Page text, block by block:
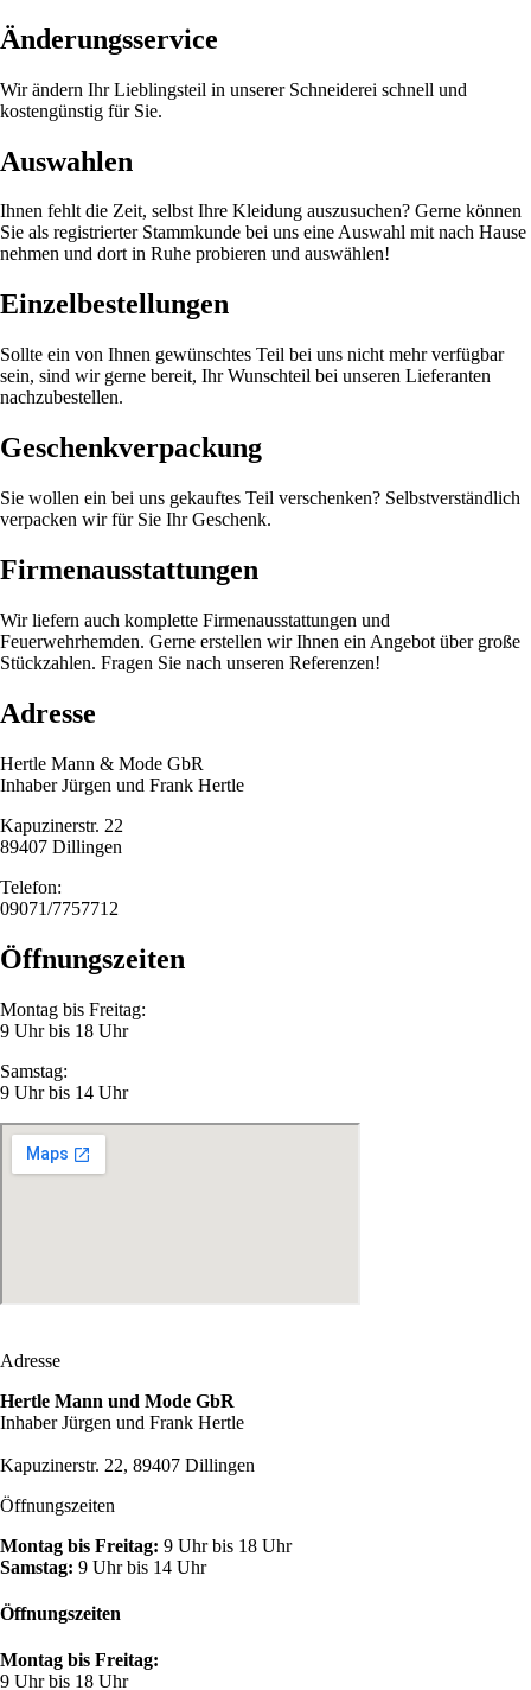
Änderungs­service
Wir ändern Ihr Lieblingsteil in unserer Schneiderei schnell und
kostengünstig für Sie.
Auswahlen
Ihnen fehlt die Zeit, selbst Ihre Kleidung auszusuchen? Gerne können
Sie als registrierter Stammkunde bei uns eine Auswahl mit nach Hause
nehmen und dort in Ruhe probieren und auswählen!
Einzel­bestellungen
Sollte ein von Ihnen gewünschtes Teil bei uns nicht mehr verfügbar
sein, sind wir gerne bereit, Ihr Wunschteil bei unseren Lieferanten
nachzubestellen.
Geschenk­verpackung
Sie wollen ein bei uns gekauftes Teil verschenken? Selbstverständlich
verpacken wir für Sie Ihr Geschenk.
Firmen­ausstattungen
Wir liefern auch komplette Firmenausstattungen und
Feuerwehrhemden. Gerne erstellen wir Ihnen ein Angebot über große
Stückzahlen. Fragen Sie nach unseren Referenzen!
Adresse
Hertle Mann & Mode GbR
Inhaber Jürgen und Frank Hertle
Kapuzinerstr. 22
89407 Dillingen
Telefon:
09071/7757712
Öffnungs­zeiten
Montag bis Freitag:
9 Uhr bis 18 Uhr
Samstag:
9 Uhr bis 14 Uhr
Adresse
Hertle Mann und Mode GbR
Inhaber Jürgen und Frank Hertle
Kapuzinerstr. 22, 89407 Dillingen
Öffnungszeiten
Montag bis Freitag: 9 Uhr bis 18 Uhr
Samstag: 9 Uhr bis 14 Uhr
Öffnungszeiten
Montag bis Freitag:
9 Uhr bis 18 Uhr